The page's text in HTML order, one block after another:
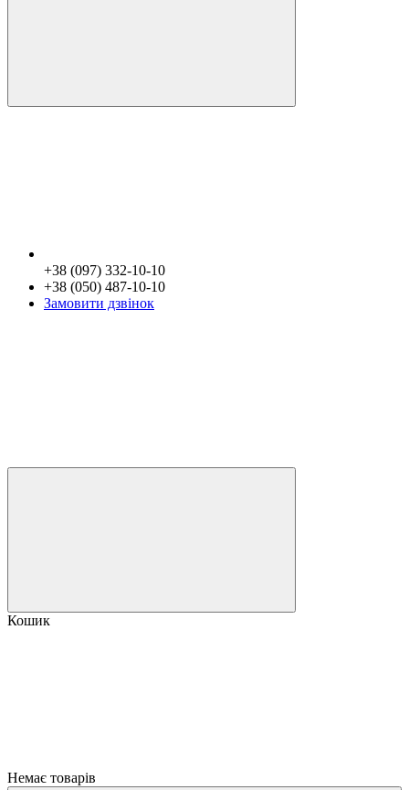
+38 (097) 332-10-10
+38 (050) 487-10-10
Замовити дзвінок
Кошик
Немає товарів